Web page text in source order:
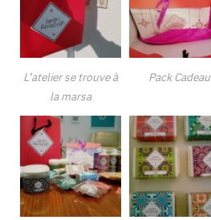
L’atelier se trouve à
la marsa
Pack Cadeau